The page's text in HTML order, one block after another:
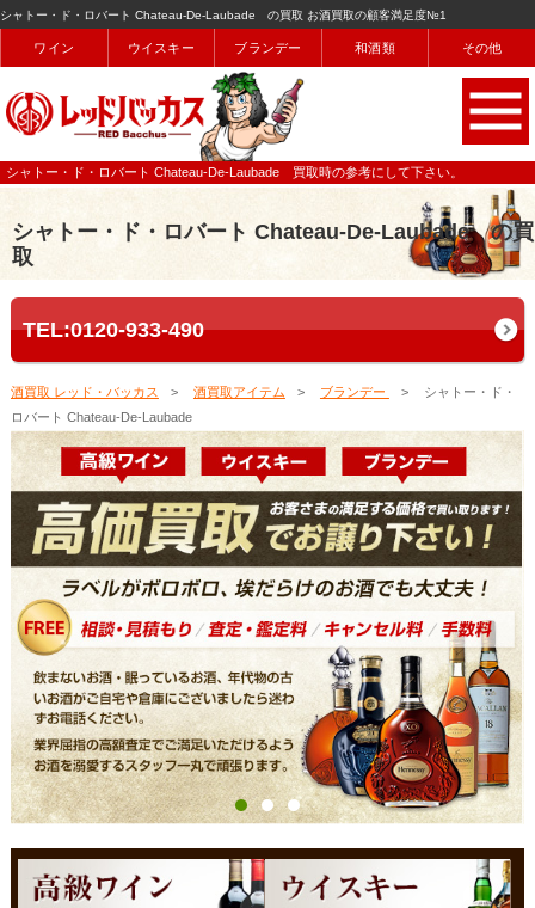
シャトー・ド・ロバート Chateau-De-Laubade の買取 お酒買取の顧客満足度№1
ワイン ウイスキー ブランデー 和酒類 その他
シャトー・ド・ロバート Chateau-De-Laubade 買取時の参考にして下さい。
シャトー・ド・ロバート Chateau-De-Laubade の買
取
TEL:0120-933-490
酒買取 レッド・バッカス 酒買取アイテム ブランデー
シャトー・ド・
ロバート Chateau-De-Laubade